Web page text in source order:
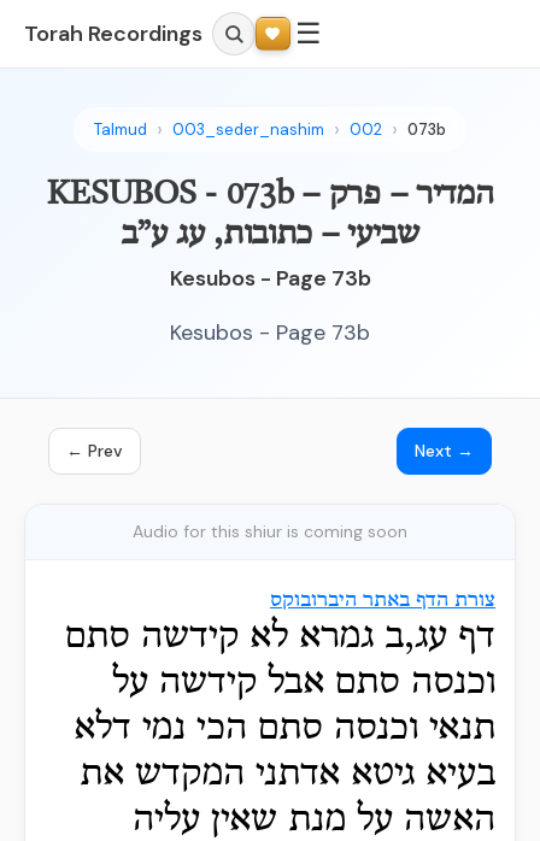
Torah Recordings ☰
Talmud 003_seder_nashim 002 073b
KESUBOS - 073b – המדיר – פרק
שביעי – כתובות, עג ע”ב
Kesubos - Page 73b
Kesubos - Page 73b
← Prev Next →
Audio for this shiur is coming soon
צורת הדף באתר היברובוקס
דף עג,ב גמרא לא קידשה סתם
וכנסה סתם אבל קידשה על
תנאי וכנסה סתם הכי נמי דלא
בעיא גיטא אדתני המקדש את
האשה על מנת שאין עליה